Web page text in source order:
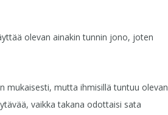
olevan ainakin tunnin jono, joten
mukaisesti, mutta ihmisillä tuntuu olevan
vaikka takana odottaisi sata